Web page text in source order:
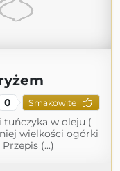
0 Smakowite
tuńczyka w oleju (
wielkości ogórki
(...)